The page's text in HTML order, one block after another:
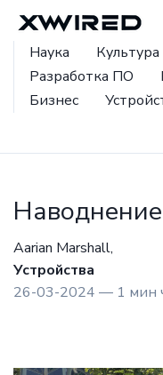
Наука Культура
Разработка ПО
Бизнес
Aarian Marshall,
Устройства
26-03-2024 — 1 мин